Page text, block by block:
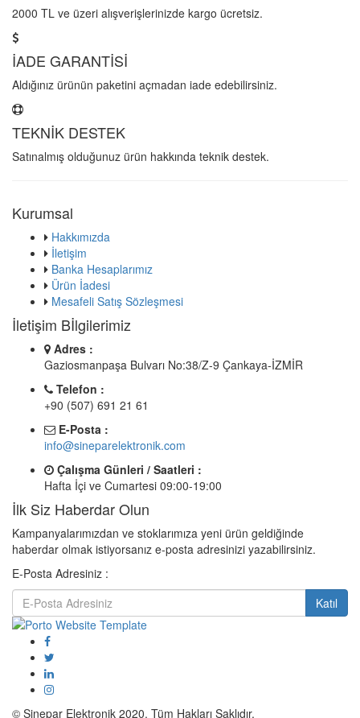
2000 TL ve üzeri alışverişlerinizde kargo ücretsiz.
İADE GARANTİSİ
Aldığınız ürünün paketini açmadan iade edebilirsiniz.
TEKNİK DESTEK
Satınalmış olduğunuz ürün hakkında teknik destek.
Kurumsal
Hakkımızda
İletişim
Banka Hesaplarımız
Ürün İadesi
Mesafeli Satış Sözleşmesi
İletişim Bİlgilerimiz
Adres :
Gaziosmanpaşa Bulvarı No:38/Z-9 Çankaya-İZMİR
Telefon :
+90 (507) 691 21 61
E-Posta :
info@sineparelektronik.com
Çalışma Günleri / Saatleri :
Hafta İçi ve Cumartesi 09:00-19:00
İlk Siz Haberdar Olun
Kampanyalarımızdan ve stoklarımıza yeni ürün geldiğinde
haberdar olmak istiyorsanız e-posta adresinizi yazabilirsiniz.
E-Posta Adresiniz :
Katıl
© Sinepar Elektronik 2020. Tüm Hakları Saklıdır.